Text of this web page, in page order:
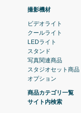
撮影機材
ビデオライト
クールライト
LEDライト
スタンド
写真関連商品
スタジオセット商品
オプション
商品カテゴリ一覧
サイト内検索